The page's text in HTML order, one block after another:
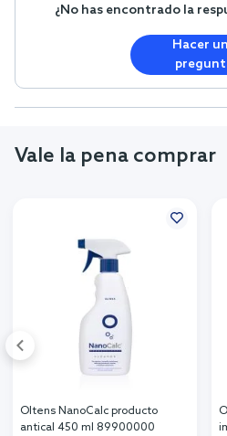
¿No has encontrado la
Hacer
Vale la pena comprar
Oltens NanoCalc producto
antical 450 ml 89900000